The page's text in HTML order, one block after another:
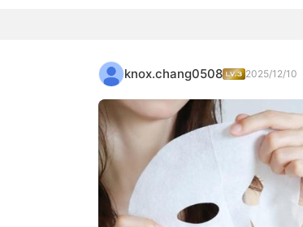
knox.chang0508 2025/12/10